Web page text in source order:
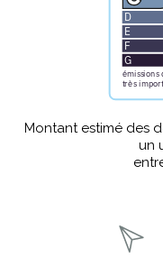
Montant estimé des
un